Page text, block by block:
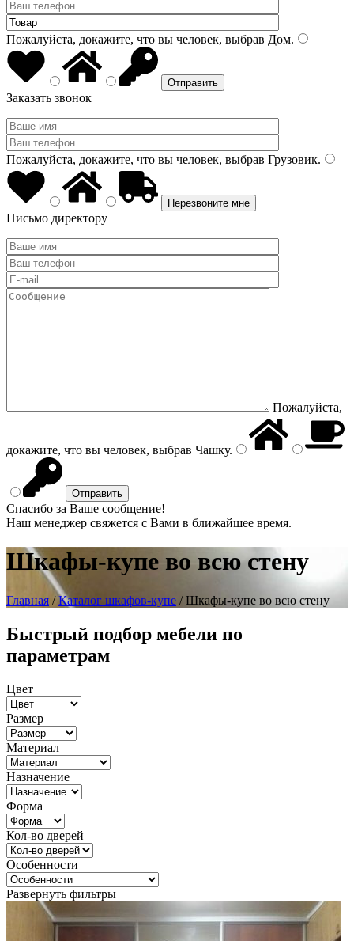
Пожалуйста, докажите, что вы человек, выбрав Дом.
Заказать звонок
Пожалуйста, докажите, что вы человек, выбрав Грузовик.
Письмо директору
Пожалуйста,
докажите, что вы человек, выбрав Чашку.
Спасибо за Ваше сообщение!
Наш менеджер свяжется с Вами в ближайшее время.
Шкафы-купе во всю стену
Главная /Каталог шкафов-купе / Шкафы-купе во всю стену
Быстрый подбор мебели по
параметрам
Цвет
Размер
Материал
Назначение
Форма
Кол-во дверей
Особенности
Развернуть фильтры